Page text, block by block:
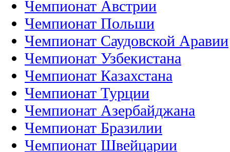
Чемпионат Австрии
Чемпионат Польши
Чемпионат Саудовской Аравии
Чемпионат Узбекистана
Чемпионат Казахстана
Чемпионат Турции
Чемпионат Азербайджана
Чемпионат Бразилии
Чемпионат Швейцарии